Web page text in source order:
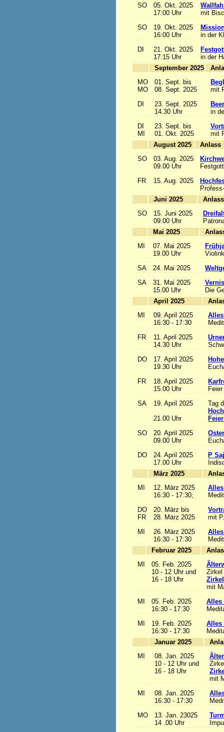
SO
05. Okt. 2025
17:00 Uhr
mit
SO
19. Okt. 2025
16:00 Uhr
in der
DI
21. Okt. 2025
17:15 Uhr
in der
September 2025
MO
MO
01. Sept. bis
08. Sept. 2025
mit
DI
23. Sept. 2025
14.30 Uhr
in
DI
MI
23. Sept. bis
01. Okt. 2025
mit
August 2025
SO
03. Aug. 2025
09.00 Uhr
FR
15. Aug. 2025
Juni 2025
SO
15. Juni 2025
09.00 Uhr
Mai 2025
MI
07. Mai 2025
19.00 Uhr
SA
24. Mai 2025
SA
31. Mai 2025
15.00 Uhr
Die
April 2025
MI
09. April 2025
16:30 - 17:30
FR
11. April 2025
14.30 Uhr
DO
17. April 2025
19.30 Uhr
FR
18. April 2025
15.00 Uhr
SA
19. April 2025
21.00 Uhr
Tag
SO
20. April 2025
09.00 Uhr
DO
24. April 2025
17.00 Uhr
P
März 2025
MI
12. März 2025
16:30 - 17:30;
DO
FR
20. März bis
28. März 2025
mit
MI
26. März 2025
16:30 - 17:30
Februar 2025
MI
05. Feb. 2025
10 - 12 Uhr und
16 - 18 Uhr
Zirkel
mit
MI
05. Feb. 2025
16:30 - 17:30
Alles
MI
19. Feb. 2025
16:30 - 17:30
Alles
Januar 2025
MI
08. Jan. 2025
10 - 12 Uhr und
16 - 18 Uhr
mit
MI
08. Jan. 2025
16:30 - 17:30
MO
13. Jan. 23025
14 .00 Uhr